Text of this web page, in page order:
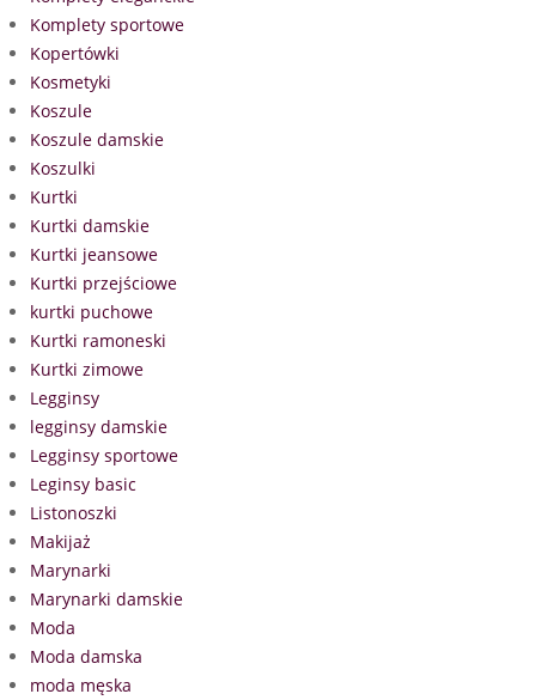
Komplety sportowe
Kopertówki
Kosmetyki
Koszule
Koszule damskie
Koszulki
Kurtki
Kurtki damskie
Kurtki jeansowe
Kurtki przejściowe
kurtki puchowe
Kurtki ramoneski
Kurtki zimowe
Legginsy
legginsy damskie
Legginsy sportowe
Leginsy basic
Listonoszki
Makijaż
Marynarki
Marynarki damskie
Moda
Moda damska
moda męska